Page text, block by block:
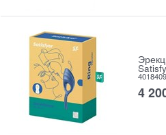
4